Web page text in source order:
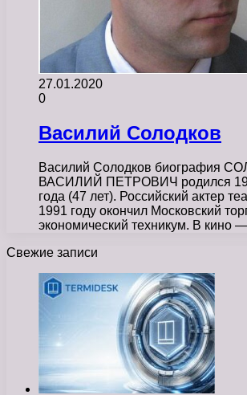
27.01.2020
0
Василий Солодков
Василий Солодков биография
ВАСИЛИЙ ПЕТРОВИЧ родился 19
года (47 лет). Российский актер
1991 году окончил Московский
экономический техникум. В кино
Свежие записи